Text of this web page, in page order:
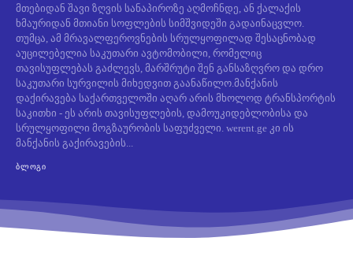
მთებიდან შავი ზღვის სანაპიროზე აღმოჩნდე, ან ქალაქის
ხმაურიდან მთიანი სოფლების სიმშვიდეში გადაინაცვლო.
თუმცა, ამ მრავალფეროვნების სრულყოფილად შესაცნობად
აუცილებელია საკუთარი ავტომობილი, რომელიც
თავისუფლებას გაძლევს, მარშრუტი შენ განსაზღვრო და დრო
საკუთარი სურვილის მიხედვით გაანაწილო.მანქანის
დაქირავება საქართველოში აღარ არის მხოლოდ ტრანსპორტის
საკითხი - ეს არის თავისუფლების, დამოუკიდებლობისა და
სრულყოფილი მოგზაურობის საფუძველი. werent.ge კი ის
მანქანის გაქირავების...
ᲑᲚᲝᲒᲘ